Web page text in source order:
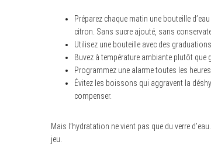
Préparez chaque matin une bouteille
citron. Sans sucre ajouté, sans
Utilisez une bouteille avec des
Buvez à température ambiante plutôt que
Programmez une alarme toutes les
Évitez les boissons qui aggravent la
compenser.
Mais l’hydratation ne vient pas que du verre
jeu.